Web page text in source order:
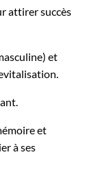
attirer succès
et
et
à ses